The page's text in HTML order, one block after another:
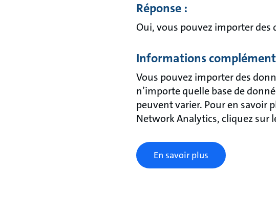
Réponse :
Oui, vous pouvez importer des
Informations
Vous pouvez importer des
n’importe quelle base de
peuvent varier. Pour en savoir
Network Analytics, cliquez sur
En savoir plus